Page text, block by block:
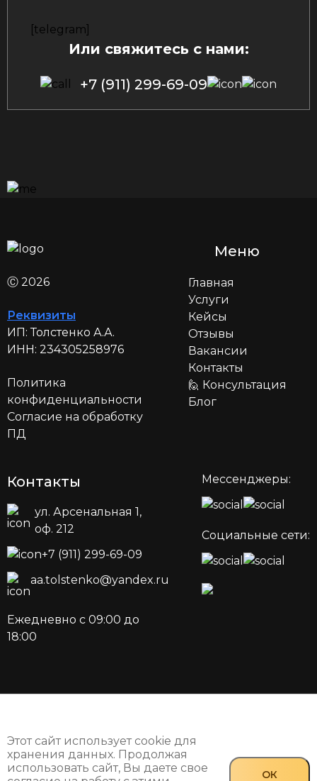
[telegram]
Или свяжитесь с нами:
+7 (911) 299-69-09
Ⓒ 2026
Реквизиты
ИП:Толстенко А.А.
ИНН: 234305258976
Политика
конфиденциальности
Согласие на обработку
ПД
Меню
Главная
Услуги
Кейсы
Отзывы
Вакансии
Контакты
🙋 Консультация
Блог
Контакты
ул. Арсенальная 1,
оф. 212
+7 (911) 299-69-09
aa.tolstenko@yandex.ru
Ежедневно с 09:00 до
18:00
Мессенджеры:
Социальные сети:
Этот сайт использует cookie для
хранения данных. Продолжая
использовать сайт, Вы даете свое
ОК